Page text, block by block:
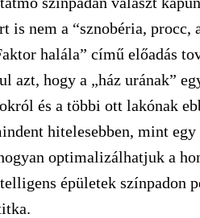
is nem a “sznobéria, procc,
halála” című előadás
azt, hogy a „ház urának”
és a többi ott lakónak
hitelesebben, mint
optimalizálhatjuk a
épületek színpadon